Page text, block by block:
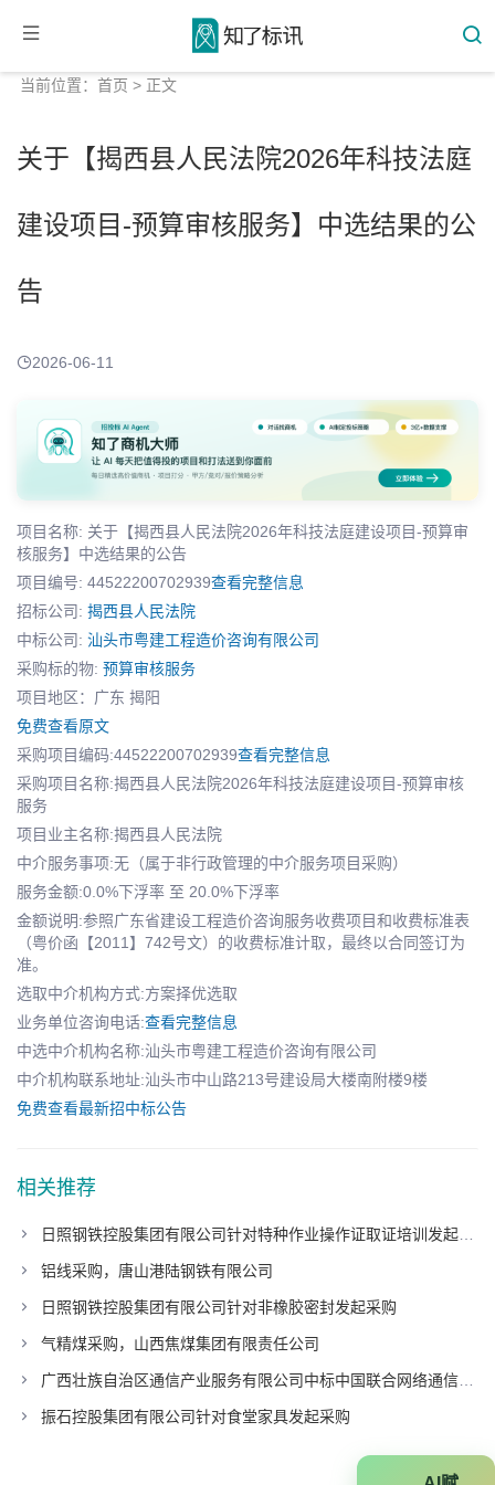
当前位置： 首页 > 正文
关于【揭西县人民法院2026年科技法庭
建设项目-预算审核服务】中选结果的公
告
2026-06-11
项目名称: 关于【揭西县人民法院2026年科技法庭建设项目-预算审
核服务】中选结果的公告
项目编号: 44522200702939查看完整信息
招标公司: 揭西县人民法院
中标公司: 汕头市粤建工程造价咨询有限公司
采购标的物: 预算审核服务
项目地区：广东 揭阳
免费查看原文
采购项目编码:44522200702939查看完整信息
采购项目名称:揭西县人民法院2026年科技法庭建设项目-预算审核
服务
项目业主名称:揭西县人民法院
中介服务事项:无（属于非行政管理的中介服务项目采购）
服务金额:0.0%下浮率 至 20.0%下浮率
金额说明:参照广东省建设工程造价咨询服务收费项目和收费标准表
（粤价函【2011】742号文）的收费标准计取，最终以合同签订为
准。
选取中介机构方式:方案择优选取
业务单位咨询电话:查看完整信息
中选中介机构名称:汕头市粤建工程造价咨询有限公司
中介机构联系地址:汕头市中山路213号建设局大楼南附楼9楼
免费查看最新招中标公告
相关推荐
日照钢铁控股集团有限公司针对特种作业操作证取证培训发起采购
铝线采购，唐山港陆钢铁有限公司
日照钢铁控股集团有限公司针对非橡胶密封发起采购
气精煤采购，山西焦煤集团有限责任公司
广西壮族自治区通信产业服务有限公司中标中国联合网络通信有限公司广东省分公司项目
振石控股集团有限公司针对食堂家具发起采购